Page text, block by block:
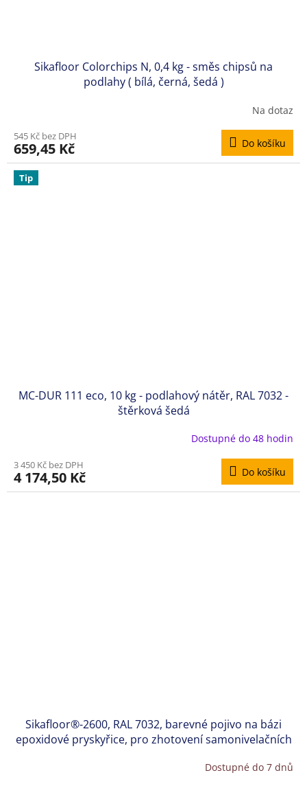
Sikafloor Colorchips N, 0,4 kg - směs chipsů na
podlahy ( bílá, černá, šedá )
Na dotaz
545 Kč bez DPH
659,45 Kč Do košíku
Tip
MC-DUR 111 eco, 10 kg - podlahový nátěr, RAL 7032 -
štěrková šedá
Dostupné do 48 hodin
3 450 Kč bez DPH
4 174,50 Kč Do košíku
Sikafloor®-2600, RAL 7032, barevné pojivo na bázi
epoxidové pryskyřice, pro zhotovení samonivelačních
Dostupné do 7 dnů